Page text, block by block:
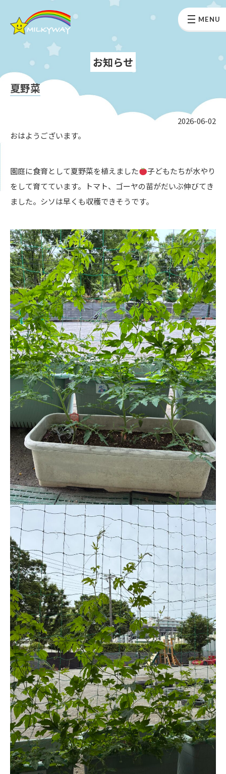
MENU
お知らせ
夏野菜
2026-06-02
おはようございます。
園庭に食育として夏野菜を植えました
子どもたちが水やり
をして育てています。トマト、ゴーヤの苗がだいぶ伸びてき
ました。シソは早くも収穫できそうです。